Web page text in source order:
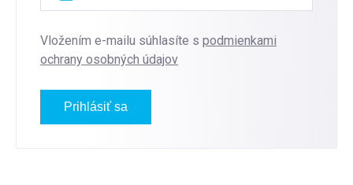
Vložením e-mailu súhlasíte s podmienkami
ochrany osobných údajov
Prihlásiť sa